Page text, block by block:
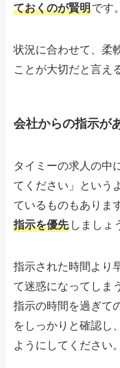
ておくのが賢明です。
状況に合わせて、柔
ことが大切だと言え
会社からの指示が
タイミーの求人の中
てください」という
ているものもありま
指示を優先 しましょ
指示された時間より
て迷惑になってしま
指示の時間を過ぎて
をしっかりと確認し
ようにしてください。